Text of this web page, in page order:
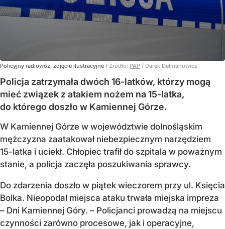
Policyjny radiowóz, zdjęcie ilustracyjne / Źródło: PAP / Darek Delmanowicz
Policja zatrzymała dwóch 16-latków, którzy mogą
mieć związek z atakiem nożem na 15-latka,
do którego doszło w Kamiennej Górze.
W Kamiennej Górze w województwie dolnośląskim
mężczyzna zaatakował niebezpiecznym narzędziem
15-latka i uciekł. Chłopiec trafił do szpitala w poważnym
stanie, a policja zaczęła poszukiwania sprawcy.
Do zdarzenia doszło w piątek wieczorem przy ul. Księcia
Bolka. Nieopodal miejsca ataku trwała miejska impreza
– Dni Kamiennej Góry. – Policjanci prowadzą na miejscu
czynności zarówno procesowe, jak i operacyjne,